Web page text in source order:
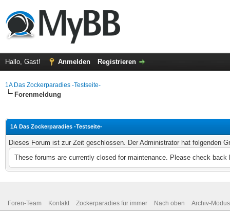
Hallo, Gast! Anmelden Registrieren
1A Das Zockerparadies -Testseite-
Forenmeldung
1A Das Zockerparadies -Testseite-
Dieses Forum ist zur Zeit geschlossen. Der Administrator hat folgenden
These forums are currently closed for maintenance. Please check back
Foren-Team Kontakt Zockerparadies für immer Nach oben Archiv-Modus